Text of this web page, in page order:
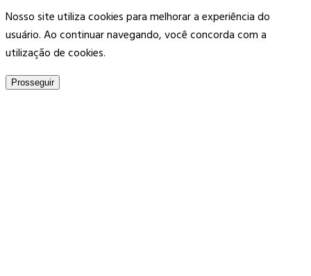
Nosso site utiliza cookies para melhorar a experiência do
usuário. Ao continuar navegando, você concorda com a
utilização de cookies.
Prosseguir